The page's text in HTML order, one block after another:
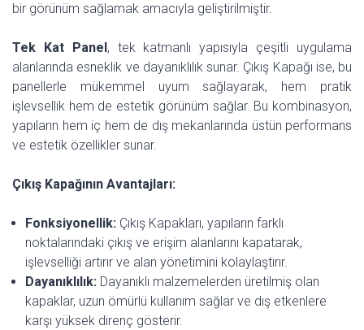
bir görünüm sağlamak amacıyla geliştirilmiştir.
Tek Kat Panel, tek katmanlı yapısıyla çeşitli uygulama
alanlarında esneklik ve dayanıklılık sunar. Çıkış Kapağı ise, bu
panellerle mükemmel uyum sağlayarak, hem pratik
işlevsellik hem de estetik görünüm sağlar. Bu kombinasyon,
yapıların hem iç hem de dış mekanlarında üstün performans
ve estetik özellikler sunar.
Çıkış Kapağının Avantajları:
Fonksiyonellik:Çıkış Kapakları, yapıların farklı
noktalarındaki çıkış ve erişim alanlarını kapatarak,
işlevselliği artırır ve alan yönetimini kolaylaştırır.
Dayanıklılık: Dayanıklı malzemelerden üretilmiş olan
kapaklar, uzun ömürlü kullanım sağlar ve dış etkenlere
karşı yüksek direnç gösterir.